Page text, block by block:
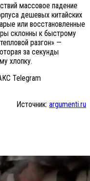
массовое падение
дешевых китайских
или восстановленные
склонны к быстрому
разгон» —
за секунды
хлопку.
Telegram
Источник: argumenti.ru